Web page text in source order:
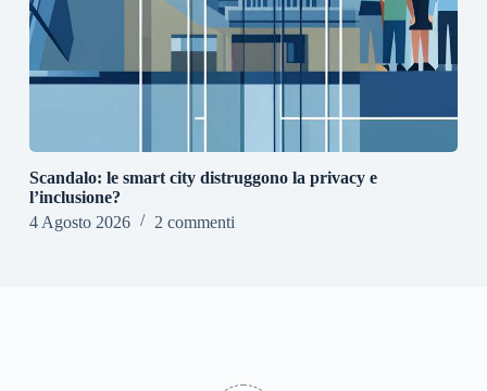
Scandalo: le smart city distruggono la privacy e
l’inclusione?
4 Agosto 2026
2 commenti